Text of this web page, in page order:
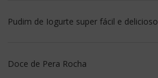
Pudim de Iogurte super fácil e delicioso
Doce de Pera Rocha